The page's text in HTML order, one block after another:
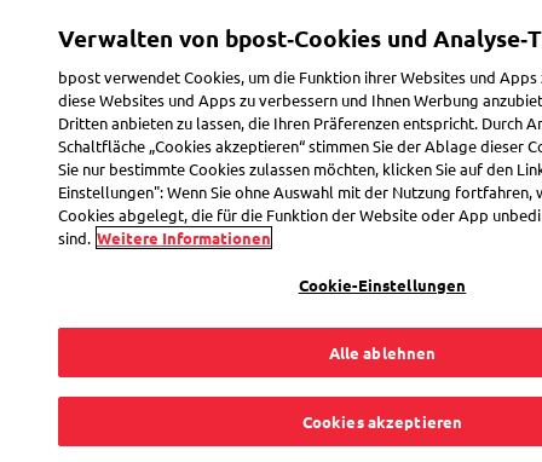
Toggle navigation
Vorbereitung
Wie wird die Adresse
richtig auf einen
Brief geschrieben?
Verwalten von bpost‑Cookies und
bpost verwendet Cookies, um die Funktion ihrer Websites und
diese Websites und Apps zu verbessern und Ihnen Werbung
Dritten anbieten zu lassen, die Ihren Präferenzen entspricht. Durch
Schaltfläche „Cookies akzeptieren“ stimmen Sie der Ablage dieser
Sie nur bestimmte Cookies zulassen möchten, klicken Sie auf den
Einstellungen": Wenn Sie ohne Auswahl mit der Nutzung fortfahren,
Cookies abgelegt, die für die Funktion der Website oder App
sind. Weitere Informationen
Cookie-Einstellungen
Alle ablehnen
Cookies akzeptieren